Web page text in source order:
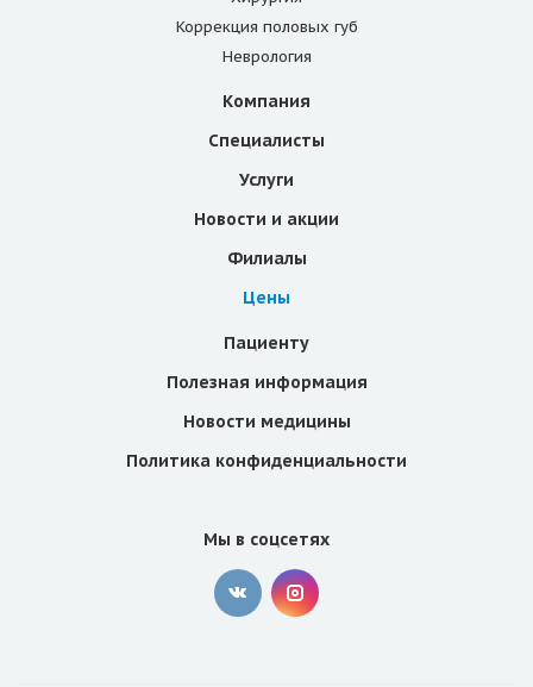
Коррекция половых губ
Неврология
Компания
Специалисты
Услуги
Новости и акции
Филиалы
Цены
Пациенту
Полезная информация
Новости медицины
Политика конфиденциальности
Мы в соцсетях